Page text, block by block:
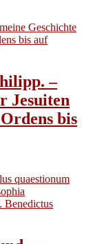
–
Jesuiten
bis